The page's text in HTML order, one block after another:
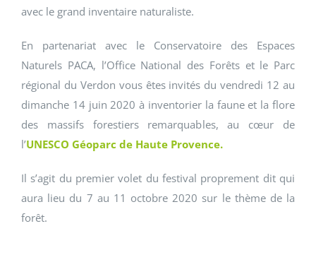
avec le grand inventaire naturaliste.
En partenariat avec le Conservatoire des Espaces
Naturels PACA, l’Office National des Forêts et le Parc
régional du Verdon vous êtes invités du vendredi 12 au
dimanche 14 juin 2020 à inventorier la faune et la flore
des massifs forestiers remarquables, au cœur de
l’UNESCO Géoparc de Haute Provence.
Il s’agit du premier volet du festival proprement dit qui
aura lieu du 7 au 11 octobre 2020 sur le thème de la
forêt.